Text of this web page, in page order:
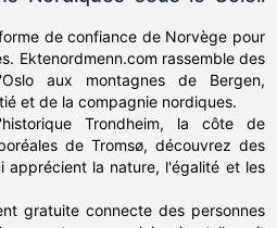
de confiance de Norvège pour
Ektenordmenn.com rassemble des
aux montagnes de Bergen,
et de la compagnie nordiques.
Trondheim, la côte de
de Tromsø, découvrez des
apprécient la nature, l'égalité et les
gratuite connecte des personnes